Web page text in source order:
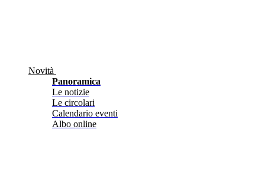
Novità
Panoramica
Le notizie
Le circolari
Calendario eventi
Albo online